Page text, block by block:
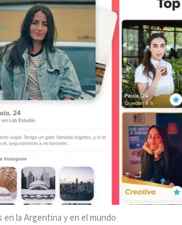
en la Argentina y en el mundo